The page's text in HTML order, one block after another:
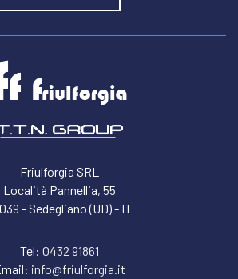
Friulforgia SRL
Località Pannellia, 55
- Sedegliano (UD) - IT
Tel: 0432 91861
info@friulforgia.it